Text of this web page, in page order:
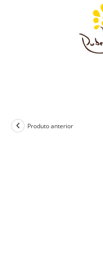
Produto anterior